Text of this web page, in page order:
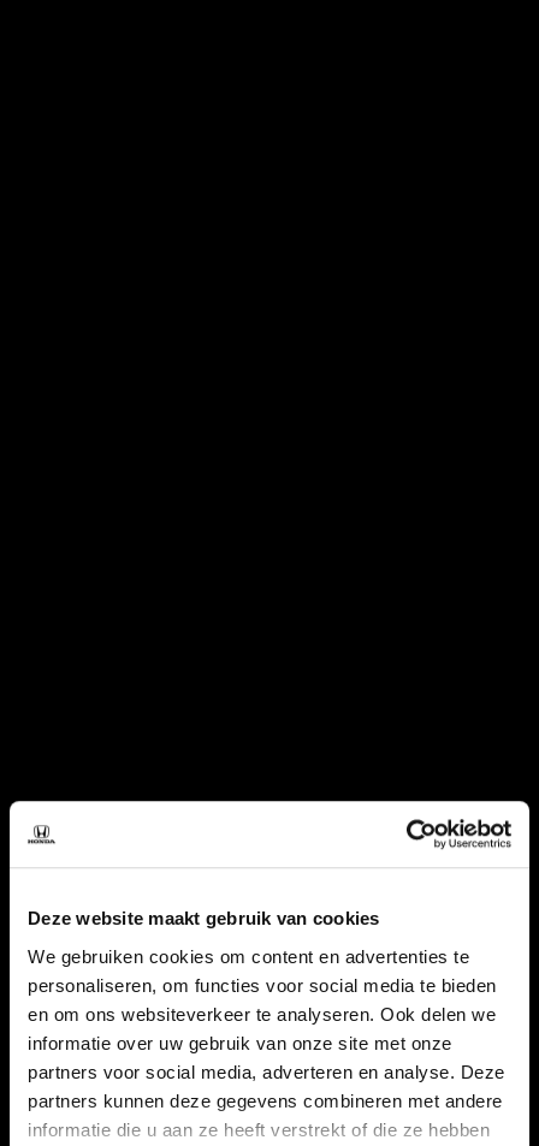
Deze website maakt gebruik van cookies
We gebruiken cookies om content en advertenties te
personaliseren, om functies voor social media te bieden
en om ons websiteverkeer te analyseren. Ook delen we
informatie over uw gebruik van onze site met onze
partners voor social media, adverteren en analyse. Deze
partners kunnen deze gegevens combineren met andere
informatie die u aan ze heeft verstrekt of die ze hebben